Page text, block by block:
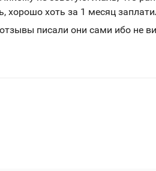
хорошо хоть за 1 месяц
писали они сами ибо не